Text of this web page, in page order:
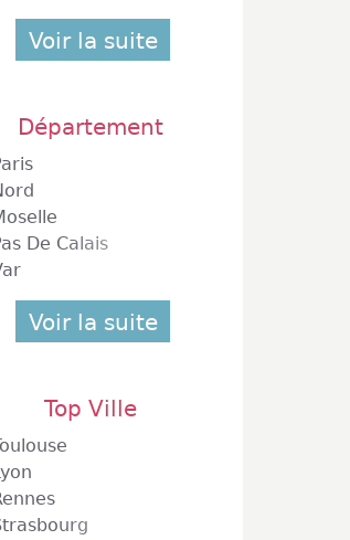
Voir la suite
Département
De Calais
Voir la suite
Top Ville